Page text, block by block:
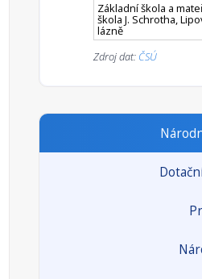
Základní škola a
škola J. Schrotha,
lázně
Zdroj dat: ČSÚ